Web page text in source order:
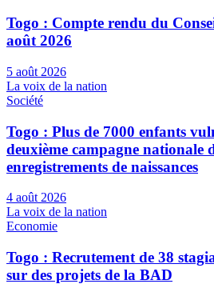
Togo : Compte rendu du
août 2026
5 août 2026
La voix de la nation
Société
Togo : Plus de 7000 enfants
deuxième campagne nationale
enregistrements de naissances
4 août 2026
La voix de la nation
Economie
Togo : Recrutement de 38
sur des projets de la BAD